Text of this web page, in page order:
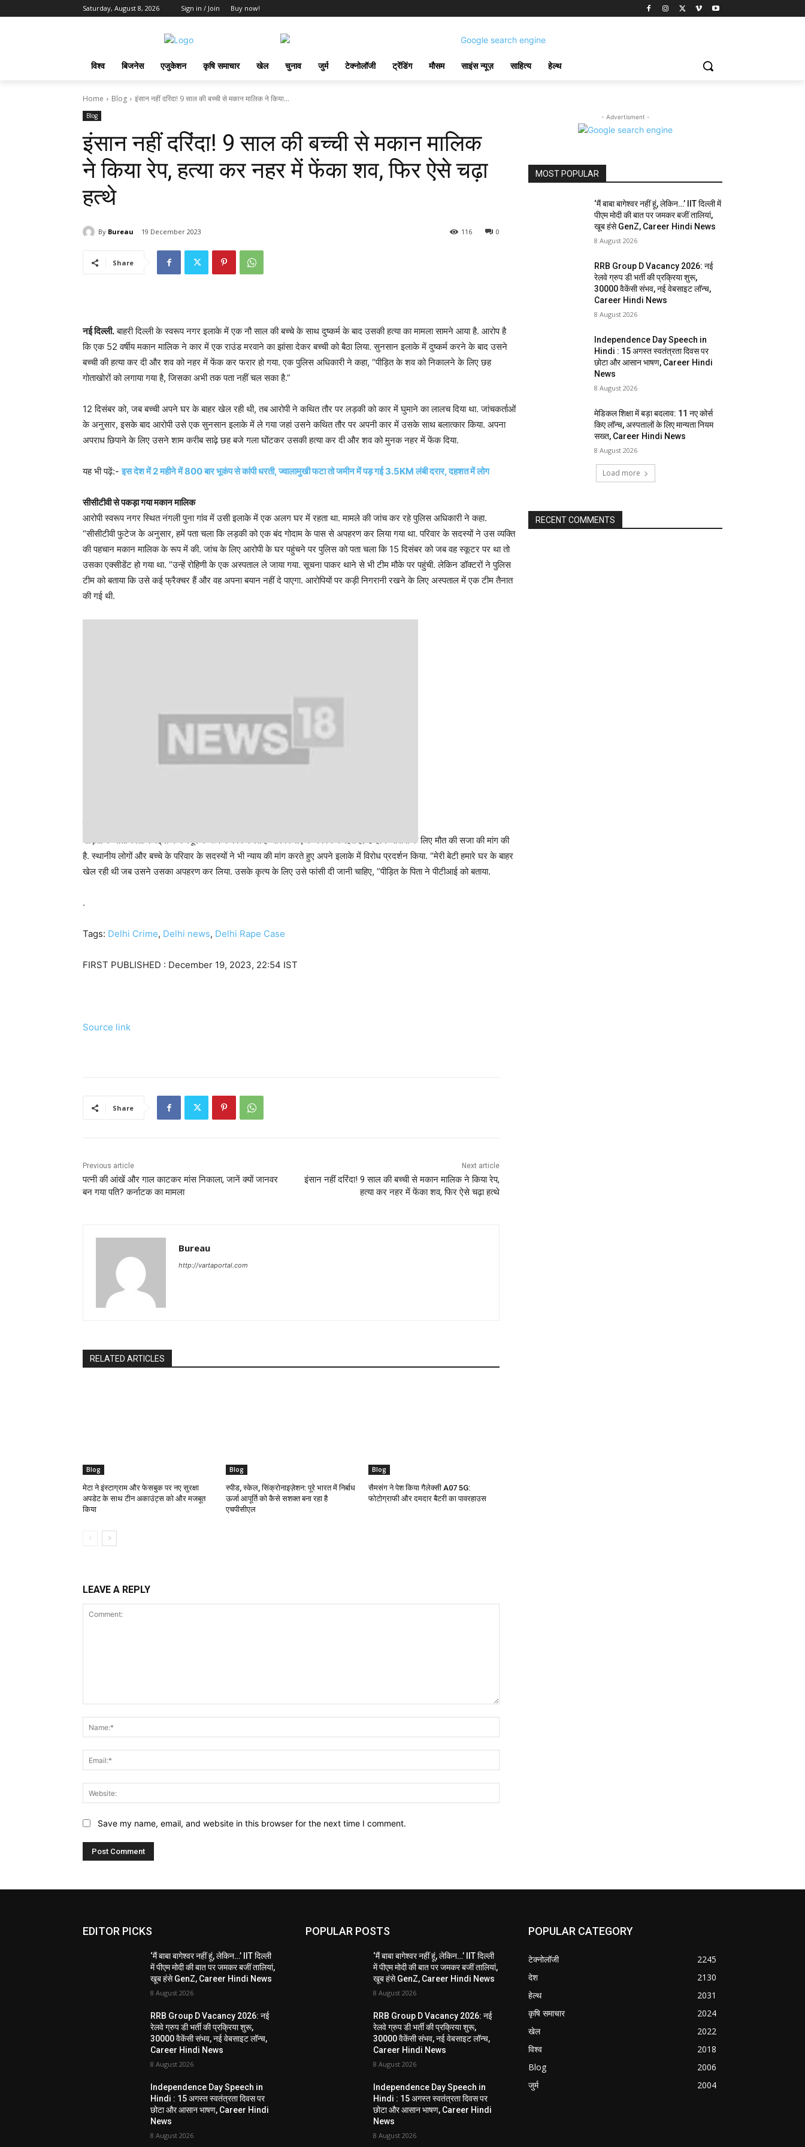
Saturday, August 8, 2026 Sign in / Join Buy now!
विश्व बिजनेस एजुकेशन कृषि समाचार खेल चुनाव जुर्म टेक्नोलॉजी ट्रेंडिंग मौसम साइंस न्यूज़ साहित्य हेल्थ
Home Blog इंसान नहीं दरिंदा! 9 साल की बच्‍ची से मकान मालिक ने किया...
Blog
इंसान नहीं दरिंदा! 9 साल की बच्‍ची से मकान मालिक
ने किया रेप, हत्‍या कर नहर में फेंका शव, फिर ऐसे चढ़ा
हत्थे
By Bureau 19 December 2023 0
116
Share
नई दिल्‍ली.बाहरी दिल्‍ली के स्‍वरूप नगर इलाके में एक नौ साल की बच्‍चे के साथ दुष्‍कर्म के बाद उसकी हत्‍या का मामला सामने आया है. आरोप है
कि एक 52 वर्षीय मकान मालिक ने कार में एक राउंड मरवाने का झांसा देकर बच्‍ची को बैठा लिया. सुनसान इलाके में दुष्‍कर्म करने के बाद उसने
बच्‍ची की हत्‍या कर दी और शव को नहर में फेंक कर फरार हो गया. एक पुलिस अधिकारी ने कहा, “पीड़ित के शव को निकालने के लिए छह
गोताखोरों को लगाया गया है, जिसका अभी तक पता नहीं चल सका है.”
12 दिसंबर को, जब बच्‍ची अपने घर के बाहर खेल रही थी, तब आरोपी ने कथित तौर पर लड़की को कार में घुमाने का लालच दिया था. जांचकर्ताओं
के अनुसार, इसके बाद आरोपी उसे एक सुनसान इलाके में ले गया जहां उसने कथित तौर पर अपनी कार में उसके साथ बलात्कार किया. अपना
अपराध छिपाने के लिए उसने शाम करीब साढ़े छह बजे गला घोंटकर उसकी हत्या कर दी और शव को मुनक नहर में फेंक दिया.
यह भी पढ़ें:-इस देश में 2 महीने में 800 बार भूकंप से कांपी धरती, ज्‍वालामुखी फटा तो जमीन में पड़ गई 3.5KM लंबी दरार, दहशत में लोग
सीसीटीवी से पकड़ा गया मकान मालिक
आरोपी स्‍वरूप नगर स्थित नंगली पुना गांव में उसी इलाके में एक अलग घर में रहता था. मामले की जांच कर रहे पुलिस अधिकारी ने कहा.
“सीसीटीवी फुटेज के अनुसार, हमें पता चला कि लड़की को एक बंद गोदाम के पास से अपहरण कर लिया गया था. परिवार के सदस्यों ने उस व्यक्ति
की पहचान मकान मालिक के रूप में की. जांच के लिए आरोपी के घर पहुंचने पर पुलिस को पता चला कि 15 दिसंबर को जब वह स्कूटर पर था तो
उसका एक्सीडेंट हो गया था. ”उन्हें रोहिणी के एक अस्पताल ले जाया गया. सूचना पाकर थाने से भी टीम मौके पर पहुंची. लेकिन डॉक्टरों ने पुलिस
टीम को बताया कि उसे कई फ्रैक्चर हैं और वह अपना बयान नहीं दे पाएगा. आरोपियों पर कड़ी निगरानी रखने के लिए अस्पताल में एक टीम तैनात
की गई थी.
पीड़िता के माता-पिता फैक्ट्री में मजदूर के रूप में काम करते हैं और किराए के मकान में रहते हैं. उन्‍होंने आरोपी के लिए मौत की सजा की मांग की
है. स्थानीय लोगों और बच्चे के परिवार के सदस्यों ने भी न्याय की मांग करते हुए अपने इलाके में विरोध प्रदर्शन किया. “मेरी बेटी हमारे घर के बाहर
खेल रही थी जब उसने उसका अपहरण कर लिया. उसके कृत्य के लिए उसे फांसी दी जानी चाहिए, ”पीड़ित के पिता ने पीटीआई को बताया.
.
Tags: Delhi Crime, Delhi news, Delhi Rape Case
FIRST PUBLISHED : December 19, 2023, 22:54 IST
Source link
Share
Previous article
पत्‍नी की आंखें और गाल काटकर मांस निकाला, जानें क्‍यों जानवर
बन गया पति? कर्नाटक का मामला
Next article
इंसान नहीं दरिंदा! 9 साल की बच्‍ची से मकान मालिक ने किया रेप,
हत्‍या कर नहर में फेंका शव, फिर ऐसे चढ़ा हत्थे
Bureau
http://vartaportal.com
RELATED ARTICLES
Blog
मेटा ने इंस्टाग्राम और फेसबुक पर नए सुरक्षा
अपडेट के साथ टीन अकाउंट्स को और मजबूत
किया
Blog
स्पीड, स्केल, सिंक्रोनाइज़ेशन: पूरे भारत में निर्बाध
ऊर्जा आपूर्ति को कैसे सशक्त बना रहा है
एचपीसीएल
Blog
सैमसंग ने पेश किया गैलेक्सी A07 5G:
फोटोग्राफी और दमदार बैटरी का पावरहाउस
LEAVE A REPLY
Save my name, email, and website in this browser for the next time I comment.
- Advertisment -
MOST POPULAR
‘मैं बाबा बागेश्वर नहीं हूं, लेकिन…’ IIT दिल्ली में
पीएम मोदी की बात पर जमकर बजीं तालियां,
खूब हंसे GenZ, Career Hindi News
8 August 2026
RRB Group D Vacancy 2026: नई
रेलवे ग्रुप डी भर्ती की प्रक्रिया शुरू,
30000 वैकेंसी संभव, नई वेबसाइट लॉन्च,
Career Hindi News
8 August 2026
Independence Day Speech in
Hindi : 15 अगस्त स्वतंत्रता दिवस पर
छोटा और आसान भाषण, Career Hindi
News
8 August 2026
मेडिकल शिक्षा में बड़ा बदलाव: 11 नए कोर्स
किए लॉन्च, अस्पतालों के लिए मान्यता नियम
सख्त, Career Hindi News
8 August 2026
Load more
RECENT COMMENTS
EDITOR PICKS
‘मैं बाबा बागेश्वर नहीं हूं, लेकिन…’ IIT दिल्ली
में पीएम मोदी की बात पर जमकर बजीं तालियां,
खूब हंसे GenZ, Career Hindi News
8 August 2026
RRB Group D Vacancy 2026: नई
रेलवे ग्रुप डी भर्ती की प्रक्रिया शुरू,
30000 वैकेंसी संभव, नई वेबसाइट लॉन्च,
Career Hindi News
8 August 2026
Independence Day Speech in
Hindi : 15 अगस्त स्वतंत्रता दिवस पर
छोटा और आसान भाषण, Career Hindi
News
8 August 2026
POPULAR POSTS
‘मैं बाबा बागेश्वर नहीं हूं, लेकिन…’ IIT दिल्ली
में पीएम मोदी की बात पर जमकर बजीं तालियां,
खूब हंसे GenZ, Career Hindi News
8 August 2026
RRB Group D Vacancy 2026: नई
रेलवे ग्रुप डी भर्ती की प्रक्रिया शुरू,
30000 वैकेंसी संभव, नई वेबसाइट लॉन्च,
Career Hindi News
8 August 2026
Independence Day Speech in
Hindi : 15 अगस्त स्वतंत्रता दिवस पर
छोटा और आसान भाषण, Career Hindi
News
8 August 2026
POPULAR CATEGORY
टेक्नोलॉजी
2245
देश
2130
हेल्थ
2031
कृषि समाचार
2024
खेल
2022
विश्व
2018
Blog
2006
जुर्म
2004